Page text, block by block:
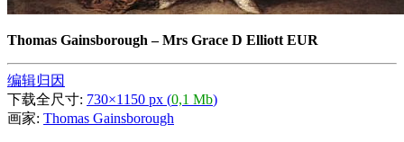
Thomas Gainsborough –Mrs Grace D Elliott EUR
编辑归因
下载全尺寸: 730×1150 px (0,1 Mb)
画家: Thomas Gainsborough